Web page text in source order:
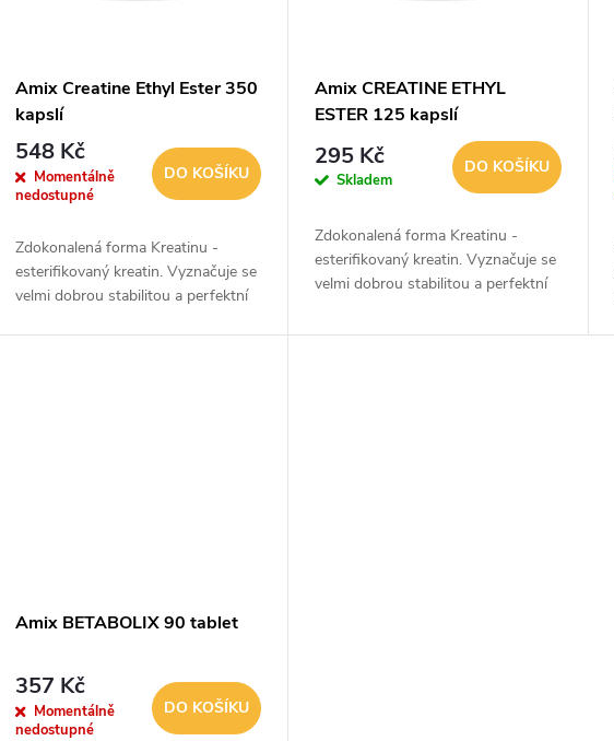
Amix Creatine Ethyl Ester 350
kapslí
548 Kč
Momentálně
nedostupné
DO KOŠÍKU
Zdokonalená forma Kreatinu -
esterifikovaný kreatin. Vyznačuje se
velmi dobrou stabilitou a perfektní
Amix CREATINE ETHYL
ESTER 125 kapslí
295 Kč
Skladem
DO KOŠÍKU
Zdokonalená forma Kreatinu -
esterifikovaný kreatin. Vyznačuje se
velmi dobrou stabilitou a perfektní
Amix BETABOLIX 90 tablet
357 Kč
Momentálně
nedostupné
DO KOŠÍKU